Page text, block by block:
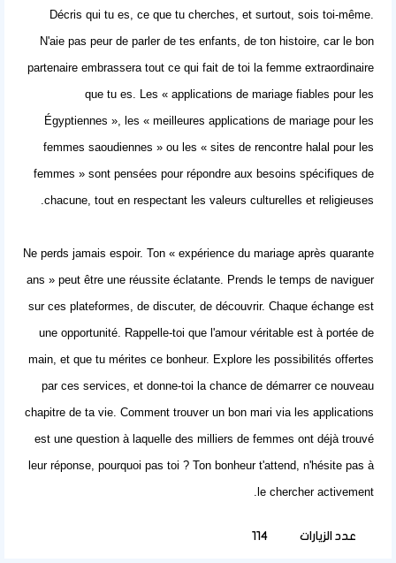
Décris qui tu es, ce que tu cherches, et surtout, sois toi-même.
N'aie pas peur de parler de tes enfants, de ton histoire, car le bon
partenaire embrassera tout ce qui fait de toi la femme extraordinaire
que tu es. Les « applications de mariage fiables pour les
Égyptiennes », les « meilleures applications de mariage pour les
femmes saoudiennes » ou les « sites de rencontre halal pour les
femmes » sont pensées pour répondre aux besoins spécifiques de
chacune, tout en respectant les valeurs culturelles et religieuses.
Ne perds jamais espoir. Ton « expérience du mariage après quarante
ans » peut être une réussite éclatante. Prends le temps de naviguer
sur ces plateformes, de discuter, de découvrir. Chaque échange est
une opportunité. Rappelle-toi que l'amour véritable est à portée de
main, et que tu mérites ce bonheur. Explore les possibilités offertes
par ces services, et donne-toi la chance de démarrer ce nouveau
chapitre de ta vie. Comment trouver un bon mari via les applications
est une question à laquelle des milliers de femmes ont déjà trouvé
leur réponse, pourquoi pas toi ? Ton bonheur t'attend, n'hésite pas à
le chercher activement.
عدد الزيارات 114